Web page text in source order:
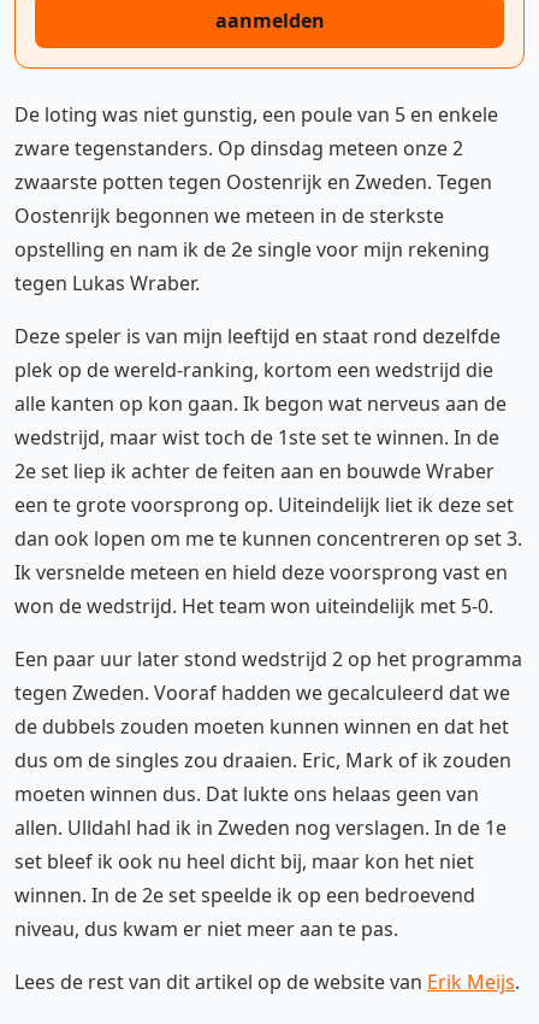
aanmelden
De loting was niet gunstig, een poule van 5 en enkele
zware tegenstanders. Op dinsdag meteen onze 2
zwaarste potten tegen Oostenrijk en Zweden. Tegen
Oostenrijk begonnen we meteen in de sterkste
opstelling en nam ik de 2e single voor mijn rekening
tegen Lukas Wraber.
Deze speler is van mijn leeftijd en staat rond dezelfde
plek op de wereld-ranking, kortom een wedstrijd die
alle kanten op kon gaan. Ik begon wat nerveus aan de
wedstrijd, maar wist toch de 1ste set te winnen. In de
2e set liep ik achter de feiten aan en bouwde Wraber
een te grote voorsprong op. Uiteindelijk liet ik deze set
dan ook lopen om me te kunnen concentreren op set 3.
Ik versnelde meteen en hield deze voorsprong vast en
won de wedstrijd. Het team won uiteindelijk met 5-0.
Een paar uur later stond wedstrijd 2 op het programma
tegen Zweden. Vooraf hadden we gecalculeerd dat we
de dubbels zouden moeten kunnen winnen en dat het
dus om de singles zou draaien. Eric, Mark of ik zouden
moeten winnen dus. Dat lukte ons helaas geen van
allen. Ulldahl had ik in Zweden nog verslagen. In de 1e
set bleef ik ook nu heel dicht bij, maar kon het niet
winnen. In de 2e set speelde ik op een bedroevend
niveau, dus kwam er niet meer aan te pas.
Lees de rest van dit artikel op de website van Erik Meijs.